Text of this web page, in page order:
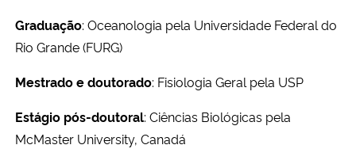
Graduação: Oceanologia pela Universidade Federal do
Rio Grande (FURG)
Mestrado e doutorado: Fisiologia Geral pela USP
Estágio pós-doutoral: Ciências Biológicas pela
McMaster University, Canadá